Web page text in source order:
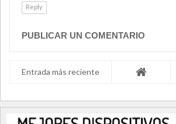
Reply
PUBLICAR UN COMENTARIO
Entrada más reciente